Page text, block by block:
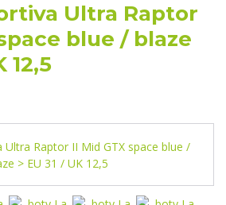
Ultra Raptor
blue / blaze
12,5